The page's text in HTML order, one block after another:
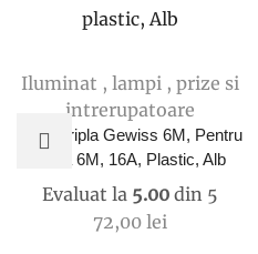
Iluminat , lampi , prize si
intrerupatoare
Priza Tripla Gewiss 6M, Pentru
Doza 6M, 16A, Plastic, Alb
Evaluat la 5.00din 5
72,00 lei